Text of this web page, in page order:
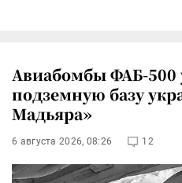
Авиабомбы ФАБ-
подземную базу
Мадьяра»
6 августа 2026, 08:26 12